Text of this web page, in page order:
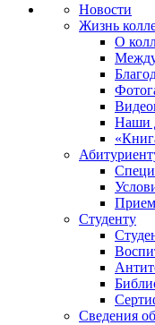
Новости
Жизнь
О
Наши
Студенту
Сведения